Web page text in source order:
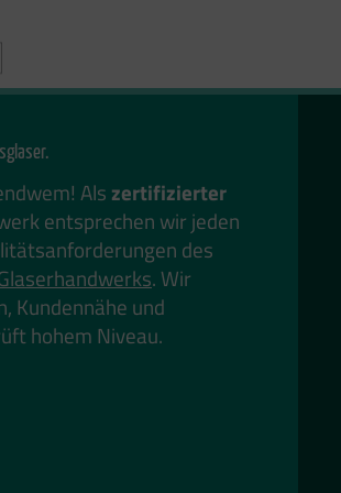
Als zertifizierter
entsprechen wir jeden
des
. Wir
Kundennähe und
hohem Niveau.